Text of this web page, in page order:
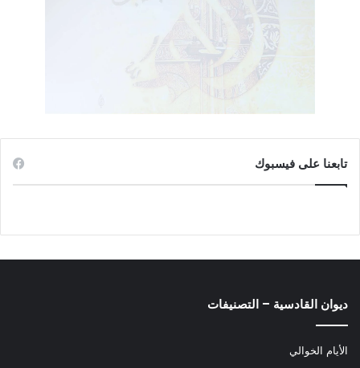
تابعنا على فيسبوك
ديوان القادسية – التصنيفات
الأيام الخوالي